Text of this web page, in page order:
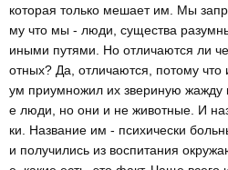
которая только мешает им. Мы
му что мы - люди, существа
иными путями. Но отличаются ли
отных? Да, отличаются, потому что
ум приумножил их звериную жажду
е люди, но они и не животные. И
ки. Название им - психически
и получились из воспитания